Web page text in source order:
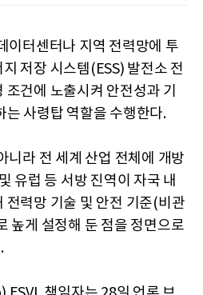
이터센터나 지역 전력망에 투
저장 시스템(ESS) 발전소 전
건에 노출시켜 안전성과 기
는 사령탑 역할을 수행한다.
니라 전 세계 산업 전체에 개방
유럽 등 서방 진역이 자국 내
전력망 기술 및 안전 기준(비관
높게 설정해 둔 점을 정면으로